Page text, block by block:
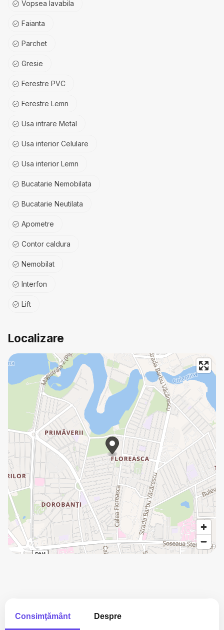
Vopsea lavabila
Faianta
Parchet
Gresie
Ferestre PVC
Ferestre Lemn
Usa intrare Metal
Usa interior Celulare
Usa interior Lemn
Bucatarie Nemobilata
Bucatarie Neutilata
Apometre
Contor caldura
Nemobilat
Interfon
Lift
Localizare
Dan Mîrzea
Consimţământ Despre